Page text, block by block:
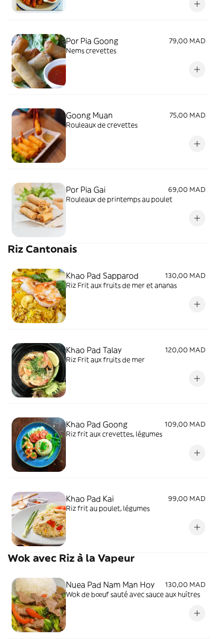
Por Pia Goong
79,00 MAD
Nems crevettes
Goong Muan
75,00 MAD
Rouleaux de crevettes
Por Pia Gai
69,00 MAD
Rouleaux de printemps au poulet
Riz Cantonais
Khao Pad Sapparod
130,00 MAD
Riz Frit aux fruits de mer et ananas
Khao Pad Talay
120,00 MAD
Riz Frit aux fruits de mer
Khao Pad Goong
109,00 MAD
Riz frit aux crevettes, légumes
Khao Pad Kai
99,00 MAD
Riz frit au poulet, légumes
Wok avec Riz à la Vapeur
Nuea Pad Nam Man Hoy
130,00 MAD
Wok de bœuf sauté avec sauce aux huîtres